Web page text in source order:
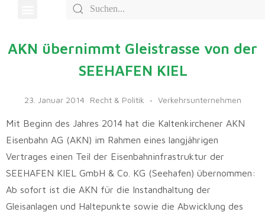
AKN übernimmt Gleistrasse von der
SEEHAFEN KIEL
23. Januar 2014 Recht & Politik Verkehrsunternehmen
Mit Beginn des Jahres 2014 hat die Kaltenkirchener AKN
Eisenbahn AG (AKN) im Rahmen eines langjährigen
Vertrages einen Teil der Eisenbahninfrastruktur der
SEEHAFEN KIEL GmbH & Co. KG (Seehafen) übernommen:
Ab sofort ist die AKN für die Instandhaltung der
Gleisanlagen und Haltepunkte sowie die Abwicklung des